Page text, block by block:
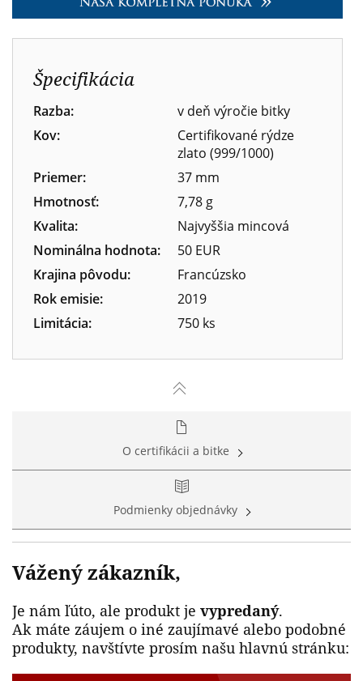
Špecifikácia
Razba:
v deň výročie bitky
Kov:
Certifikované rýdze
zlato (999/1000)
Priemer:
37 mm
Hmotnosť:
7,78 g
Kvalita:
Najvyššia mincová
Nominálna hodnota:
50 EUR
Krajina pôvodu:
Francúzsko
Rok emisie:
2019
Limitácia:
750 ks
O certifikácii a bitke
Podmienky objednávky
Vážený zákazník,
Je nám ľúto, ale produkt je vypredaný.
Ak máte záujem o iné zaujímavé alebo podobné
produkty, navštívte prosím našu hlavnú stránku: